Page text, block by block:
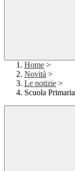
Home >
Novità >
Le notizie >
Scuola Primaria